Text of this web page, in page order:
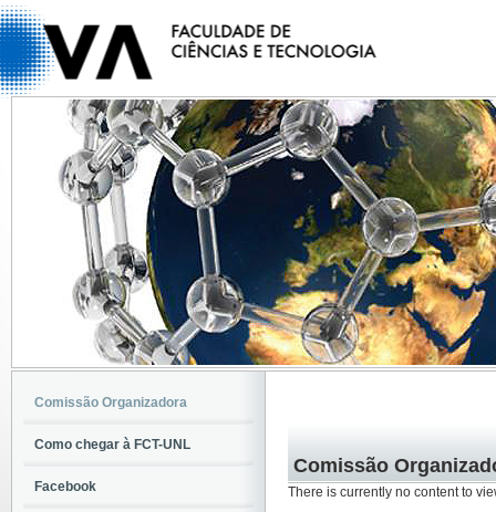
Comissão
There is currently no content to
Comissão Organizadora
Como chegar à FCT-UNL
Facebook